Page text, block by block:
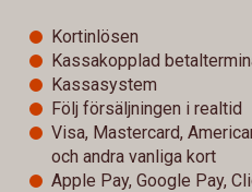
Kortinlösen
Kassakopplad
Kassasystem
Följ försäljningen i realtid
Visa, Mastercard,
och andra vanliga kort
Apple Pay, Google Pay,